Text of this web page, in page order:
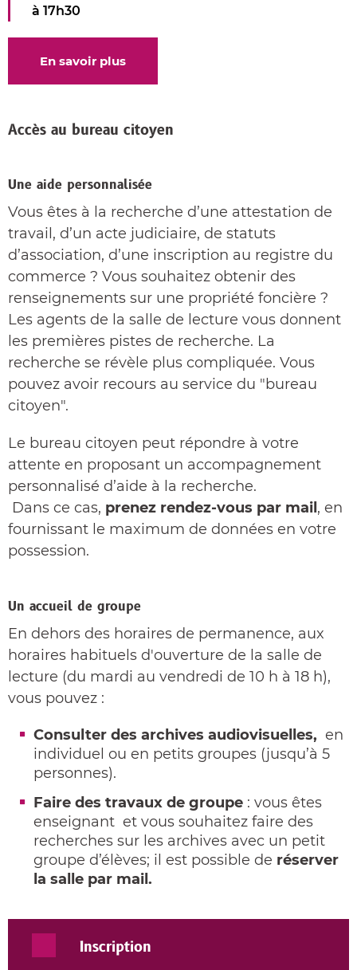
à 17h30
En savoir plus
Accès au bureau citoyen
Une aide personnalisée
Vous êtes à la recherche d’une attestation de
travail, d’un acte judiciaire, de statuts
d’association, d’une inscription au registre du
commerce ? Vous souhaitez obtenir des
renseignements sur une propriété foncière ?
Les agents de la salle de lecture vous donnent
les premières pistes de recherche. La
recherche se révèle plus compliquée. Vous
pouvez avoir recours au service du "bureau
citoyen".
Le bureau citoyen peut répondre à votre
attente en proposant un accompagnement
personnalisé d’aide à la recherche.
Dans ce cas, prenez rendez-vous par mail , en
fournissant le maximum de données en votre
possession.
Un accueil de groupe
En dehors des horaires de permanence, aux
horaires habituels d'ouverture de la salle de
lecture (du mardi au vendredi de 10 h à 18 h),
vous pouvez :
Consulter des archives audiovisuelles, en
individuel ou en petits groupes (jusqu’à 5
personnes).
Faire des travaux de groupe : vous êtes
enseignant et vous souhaitez faire des
recherches sur les archives avec un petit
groupe d’élèves; il est possible de réserver
la salle par mail .
Inscription